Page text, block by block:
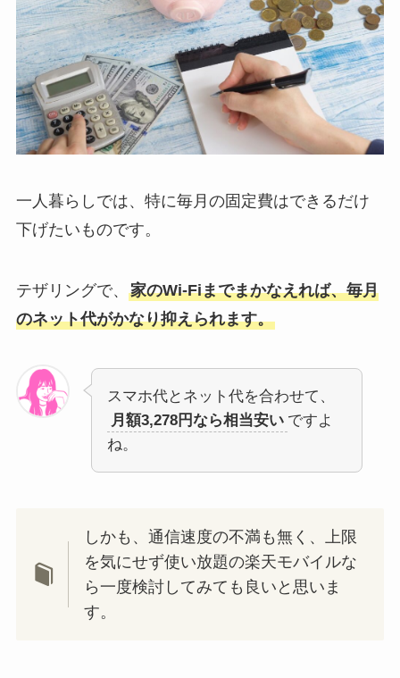
一人暮らしでは、特に毎月の固定費はできるだけ
下げたいものです。
テザリングで、 家のWi-Fiまでまかなえれば、毎月
のネット代がかなり抑えられます。
スマホ代とネット代を合わせて、
月額3,278円なら相当安い ですよ
ね。
しかも、通信速度の不満も無く、上限
を気にせず使い放題の楽天モバイルな
ら一度検討してみても良いと思いま
す。